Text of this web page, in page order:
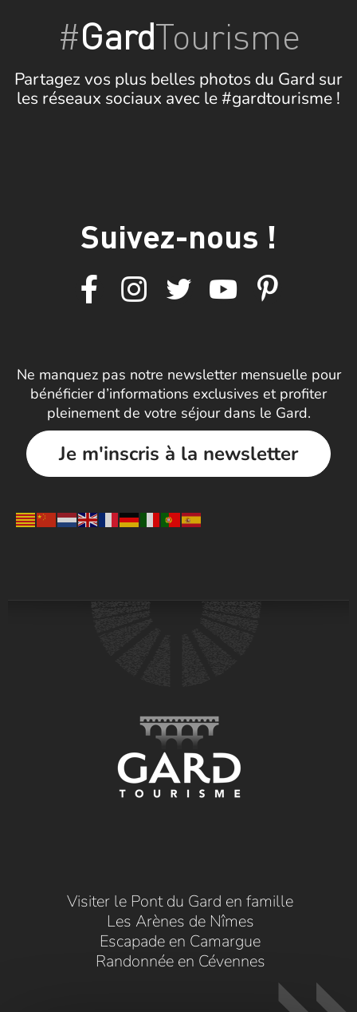
#GardTourisme
Partagez vos plus belles photos du Gard sur
les réseaux sociaux avec le #gardtourisme !
Suivez-nous !
Ne manquez pas notre newsletter mensuelle pour
bénéficier d’informations exclusives et profiter
pleinement de votre séjour dans le Gard.
Je m'inscris à la newsletter
Visiter le Pont du Gard en famille
Les Arènes de Nîmes
Escapade en Camargue
Randonnée en Cévennes